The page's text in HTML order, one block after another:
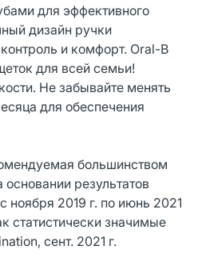
для эффективного
дизайн ручки
и комфорт. Oral-B
для всей семьи!
Не забывайте менять
для обеспечения
большинством
результатов
ноября 2019 г. по июнь 2021
статистически значимые
сент. 2021 г.